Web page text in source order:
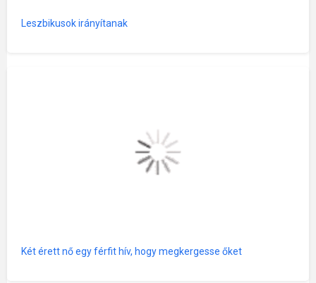
Leszbikusok irányítanak
Két érett nő egy férfit hív, hogy megkergesse őket